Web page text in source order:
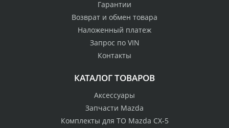
Гарантии
Возврат и обмен товара
Наложенный платеж
Запрос по VIN
Контакты
КАТАЛОГ ТОВАРОВ
Аксессуары
Запчасти Mazda
Комплекты для ТО Mazda CX-5